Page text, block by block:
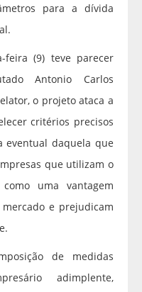
para a dívida
feira (9) teve parecer
Antonio Carlos
o projeto ataca a
critérios precisos
eventual daquela que
que utilizam o
uma vantagem
e prejudicam
de medidas
adimplente,